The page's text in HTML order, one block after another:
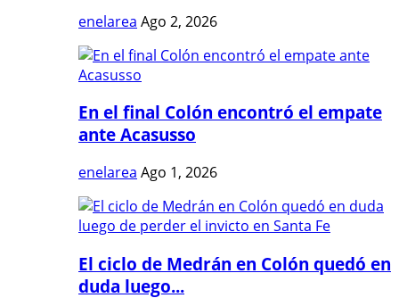
enelarea Ago 2, 2026
En el final Colón encontró el empate
ante Acasusso
enelarea Ago 1, 2026
El ciclo de Medrán en Colón quedó en
duda luego...